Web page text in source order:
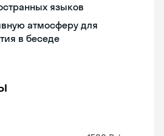
языков
атмосферу для
в беседе